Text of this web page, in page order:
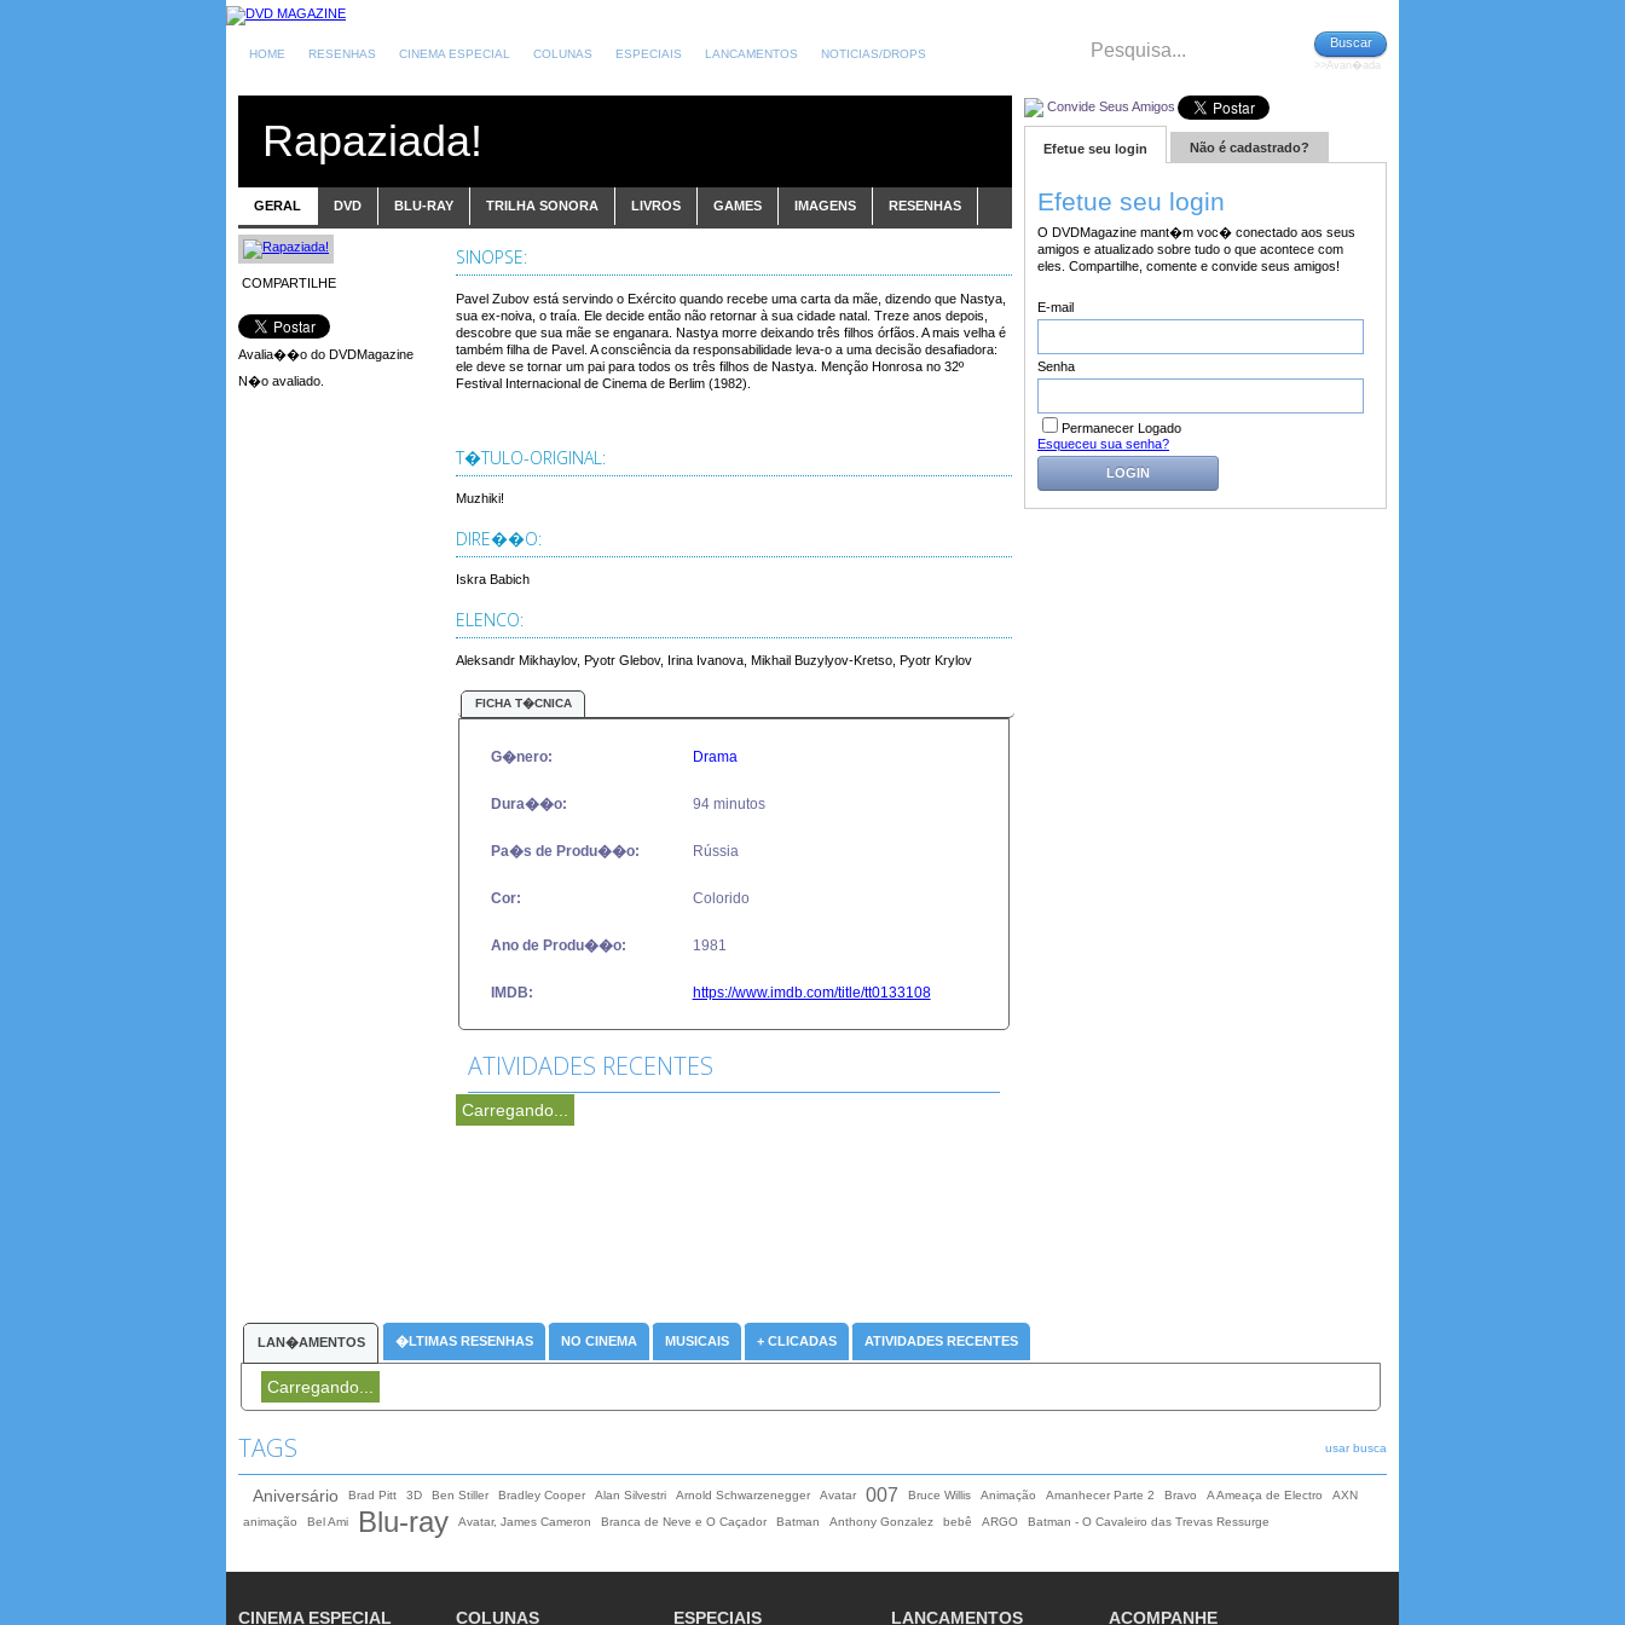
HOME RESENHAS CINEMA ESPECIAL COLUNAS ESPECIAIS LANCAMENTOS NOTICIAS/DROPS
Buscar
>>Avan�ada
Rapaziada!
GERAL DVD BLU-RAY TRILHA SONORA LIVROS GAMES IMAGENS RESENHAS
COMPARTILHE
Avalia��o do DVDMagazine
N�o avaliado.
SINOPSE:
Pavel Zubov está servindo o Exército quando recebe uma carta da mãe, dizendo que Nastya,
sua ex-noiva, o traía. Ele decide então não retornar à sua cidade natal. Treze anos depois,
descobre que sua mãe se enganara. Nastya morre deixando três filhos órfãos. A mais velha é
também filha de Pavel. A consciência da responsabilidade leva-o a uma decisão desafiadora:
ele deve se tornar um pai para todos os três filhos de Nastya. Menção Honrosa no 32º
Festival Internacional de Cinema de Berlim (1982).
T�TULO-ORIGINAL:
Muzhiki!
DIRE��O:
Iskra Babich
ELENCO:
Aleksandr Mikhaylov, Pyotr Glebov, Irina Ivanova, Mikhail Buzylyov-Kretso, Pyotr Krylov
FICHA T�CNICA
G�nero: Drama
Dura��o: 94 minutos
Pa�s de Produ��o: Rússia
Cor: Colorido
Ano de Produ��o: 1981
IMDB: https://www.imdb.com/title/tt0133108
ATIVIDADES RECENTES
Carregando...
Convide Seus Amigos
Efetue seu login Não é cadastrado?
Efetue seu login
O DVDMagazine mant�m voc� conectado aos seus
amigos e atualizado sobre tudo o que acontece com
eles. Compartilhe, comente e convide seus amigos!
E-mail
Senha
Permanecer Logado
Esqueceu sua senha?
LOGIN
LAN�AMENTOS �LTIMAS RESENHAS NO CINEMA MUSICAIS + CLICADAS ATIVIDADES RECENTES
Carregando...
TAGS usar busca
Aniversário Brad Pitt 3D Ben Stiller Bradley Cooper Alan Silvestri Arnold Schwarzenegger Avatar 007 Bruce Willis Animação Amanhecer Parte 2 Bravo A Ameaça de Electro
AXN
animação
Bel Ami Blu-ray Avatar, James Cameron Branca de Neve e O Caçador Batman Anthony Gonzalez bebê ARGO Batman - O Cavaleiro das Trevas Ressurge
CINEMA ESPECIAL COLUNAS ESPECIAIS LANCAMENTOS ACOMPANHE